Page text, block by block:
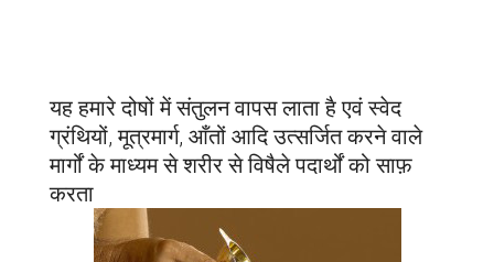
यह हमारे दोषों में संतुलन वापस लाता है एवं स्वेद
ग्रंथियों, मूत्रमार्ग, आँतों आदि उत्सर्जित करने वाले
मार्गों के माध्यम से शरीर से विषैले पदार्थों को साफ़
करता